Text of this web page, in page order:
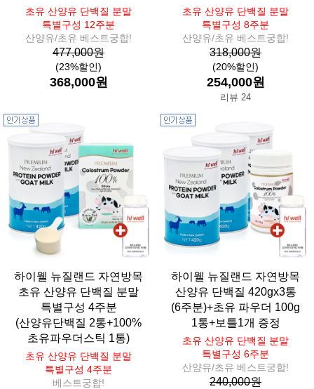
초유 산양유 단백질 분말
특별구성 12주분
산양유/초유 베스트궁합!
477,000원
(23%할인)
368,000원
초유 산양유 단백질 분말
특별구성 8주분
산양유/초유 베스트궁합!
318,000원
(20%할인)
254,000원
리뷰 24
하이웰 뉴질랜드 자연방목
초유 산양유 단백질 분말
특별구성 4주분
(산양유단백질 2통+100%
초유파우더스틱 1통)
초유 산양유 단백질 분말
특별구성 4주분
베스트궁합!
하이웰 뉴질랜드 자연방목
산양유 단백질 420gx3통
(6주분)+초유 파우더 100g
1통+보틀1개 증정
초유 산양유 단백질 분말
특별구성 6주분
산양유/초유 베스트궁합!
240,000원